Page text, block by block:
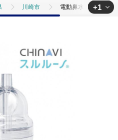
川崎市 電動鼻水吸引器スル
+1